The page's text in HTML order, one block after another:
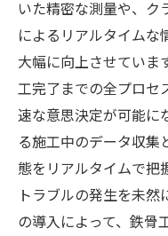
いた精密な測量や、ク
によるリアルタイムな
大幅に向上させていま
工完了までの全プロセ
速な意思決定が可能に
る施工中のデータ収集
態をリアルタイムで把
トラブルの発生を未
の導入によって、鉄骨